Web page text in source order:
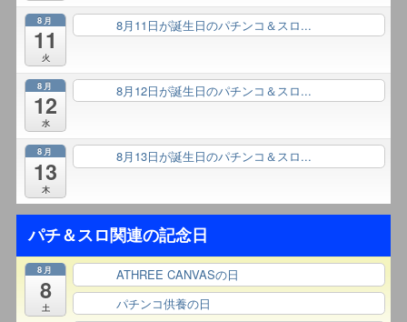
8月
11
火
8月11日が誕生日のパチンコ＆スロ...
8月
12
水
8月12日が誕生日のパチンコ＆スロ...
8月
13
木
8月13日が誕生日のパチンコ＆スロ...
パチ＆スロ関連の記念日
8月
8
土
ATHREE CANVASの日
パチンコ供養の日